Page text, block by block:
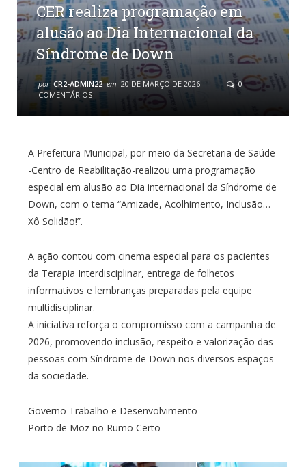
CER realiza programação em
alusão ao Dia Internacional da
Síndrome de Down
por CR2-ADMIN22 em 20 DE MARÇO DE 2026
0
COMENTÁRIOS
A Prefeitura Municipal, por meio da Secretaria de Saúde
-Centro de Reabilitação-realizou uma programação
especial em alusão ao Dia internacional da Síndrome de
Down, com o tema “Amizade, Acolhimento, Inclusão…
Xô Solidão!”.
A ação contou com cinema especial para os pacientes
da Terapia Interdisciplinar, entrega de folhetos
informativos e lembranças preparadas pela equipe
multidisciplinar.
A iniciativa reforça o compromisso com a campanha de
2026, promovendo inclusão, respeito e valorização das
pessoas com Síndrome de Down nos diversos espaços
da sociedade.
Governo Trabalho e Desenvolvimento
Porto de Moz no Rumo Certo